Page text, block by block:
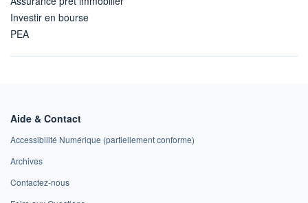
Investir en bourse
PEA
Aide & Contact
Accessibilité Numérique (partiellement conforme)
Archives
Contactez-nous